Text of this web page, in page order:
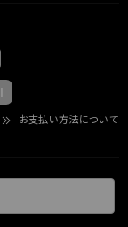
お支払い方法について